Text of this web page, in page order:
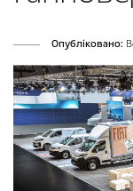
Опубліковано: